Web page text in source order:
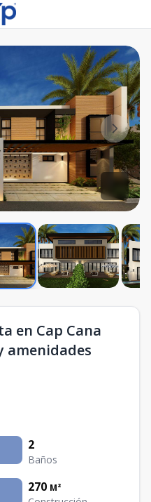
en Cap Cana
amenidades
2
Baños
270 M²
con seguridad 24/7 y